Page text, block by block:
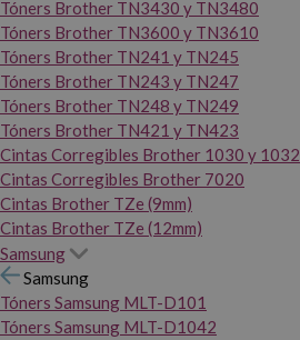
Tóners Brother TN3430 y TN3480
Tóners Brother TN3600 y TN3610
Tóners Brother TN241 y TN245
Tóners Brother TN243 y TN247
Tóners Brother TN248 y TN249
Tóners Brother TN421 y TN423
Cintas Corregibles Brother 1030 y 1032
Cintas Corregibles Brother 7020
Cintas Brother TZe (9mm)
Cintas Brother TZe (12mm)
Samsung
Samsung
Tóners Samsung MLT-D101
Tóners Samsung MLT-D1042